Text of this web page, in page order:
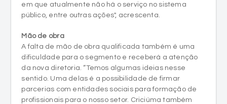
em que atualmente não há o serviço no sistema
público, entre outras ações", acrescenta.
Mão de obra
A falta de mão de obra qualificada também é uma
dificuldade para o segmento e receberá a atenção
da nova diretoria. “Temos algumas ideias nesse
sentido. Uma delas é a possibilidade de firmar
parcerias com entidades sociais para formação de
profissionais para o nosso setor. Criciúma também